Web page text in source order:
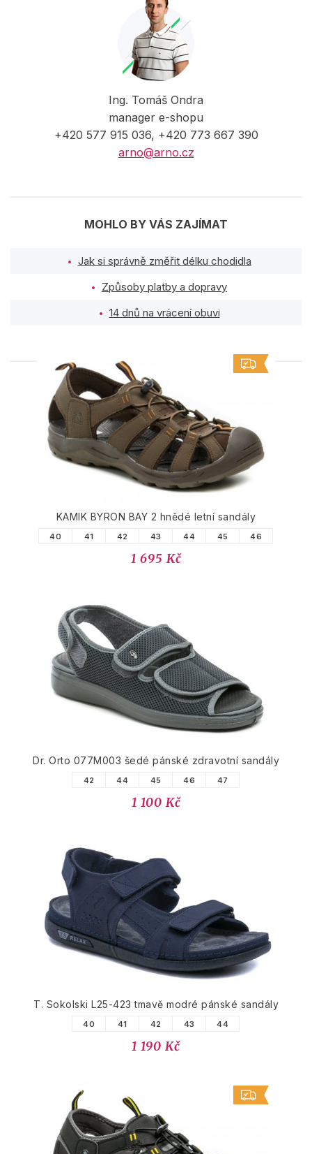
Ing. Tomáš Ondra
manager e-shopu
+420 577 915 036, +420 773 667 390
arno@arno.cz
MOHLO BY VÁS ZAJÍMAT
Jak si správně změřit délku chodidla
Způsoby platby a dopravy
14 dnů na vrácení obuvi
PODOBNÉ PRODUKTY
KAMIK BYRON BAY 2 hnědé letní sandály
40 41 42 43 44 45 46
1 695 Kč
Dr. Orto 077M003 šedé pánské zdravotní sandály
42 44 45 46 47
1 100 Kč
T. Sokolski L25-423 tmavě modré pánské sandály
40 41 42 43 44
1 190 Kč